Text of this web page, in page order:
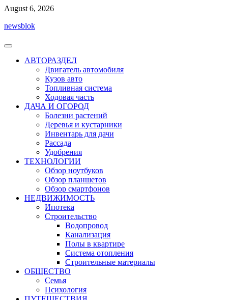
Перейти
содержимому
August 6, 2026
newsblok
АВТОРАЗДЕЛ
Двигатель автомобиля
Кузов авто
Топливная система
Ходовая часть
ДАЧА И ОГОРОД
Болезни растений
Деревья и кустарники
Инвентарь для дачи
Рассада
Удобрения
ТЕХНОЛОГИИ
Обзор ноутбуков
Обзор планшетов
Обзор смартфонов
НЕДВИЖИМОСТЬ
Ипотека
Строительство
Водопровод
Канализация
Полы в квартире
Система отопления
Строительные материалы
ОБЩЕСТВО
Семья
Психология